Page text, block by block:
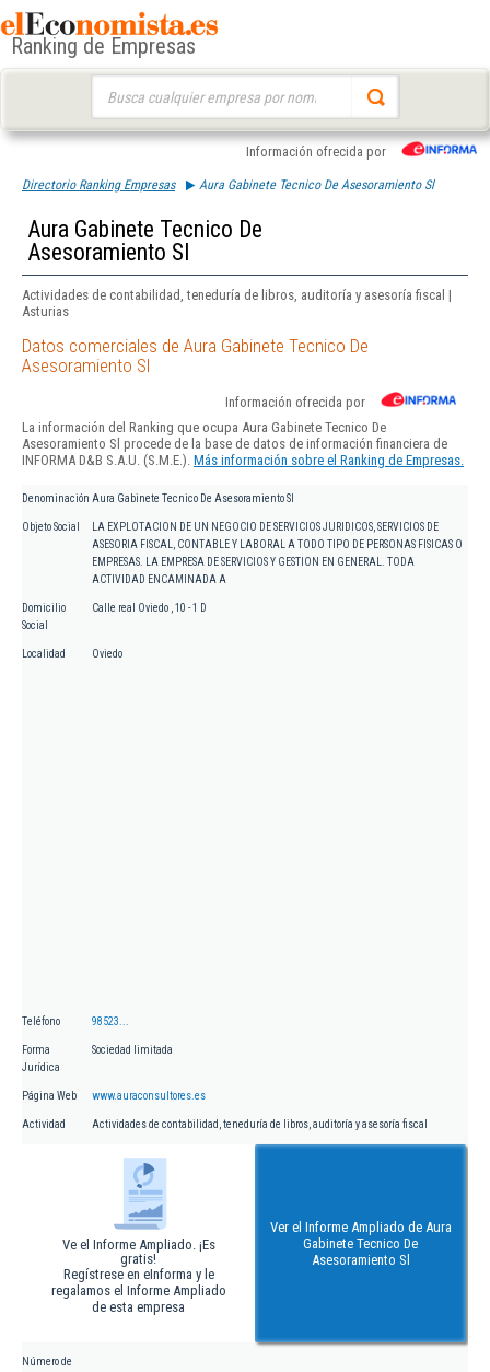
Ranking de Empresas
Información ofrecida por
Directorio Ranking Empresas Aura Gabinete Tecnico De Asesoramiento Sl
Aura Gabinete Tecnico De
Asesoramiento Sl
Actividades de contabilidad, teneduría de libros, auditoría y asesoría fiscal |
Asturias
Datos comerciales de Aura Gabinete Tecnico De
Asesoramiento Sl
Información ofrecida por
La información del Ranking que ocupa Aura Gabinete Tecnico De
Asesoramiento Sl procede de la base de datos de información financiera de
INFORMA D&B S.A.U. (S.M.E.). Más información sobre el Ranking de Empresas.
Denominación Aura Gabinete Tecnico De Asesoramiento Sl
Objeto Social
LA EXPLOTACION DE UN NEGOCIO DE SERVICIOS JURIDICOS, SERVICIOS DE
ASESORIA FISCAL, CONTABLE Y LABORAL A TODO TIPO DE PERSONAS FISICAS O
EMPRESAS. LA EMPRESA DE SERVICIOS Y GESTION EN GENERAL. TODA
ACTIVIDAD ENCAMINADA A
Domicilio
Social
Calle real Oviedo , 10 - 1 D
Localidad Oviedo
Teléfono 98523...
Forma
Jurídica
Sociedad limitada
Página Web www.auraconsultores.es
Actividad Actividades de contabilidad, teneduría de libros, auditoría y asesoría fiscal
Ve el Informe Ampliado. ¡Es
gratis!
Regístrese en eInforma y le
regalamos el Informe Ampliado
de esta empresa
Ver el Informe Ampliado de Aura
Gabinete Tecnico De
Asesoramiento Sl
Número de